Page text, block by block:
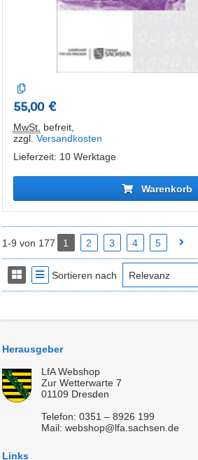
55,00 €
MwSt. befreit,
zzgl. Versandkosten
Lieferzeit: 10 Werktage
Warenkorb
1-9 von 177 1 2 3 4 5
Sortieren nach
Herausgeber
LfA Webshop
Zur Wetterwarte 7
01109 Dresden
Telefon: 0351 – 8926 199
Mail: webshop@lfa.sachsen.de
Links